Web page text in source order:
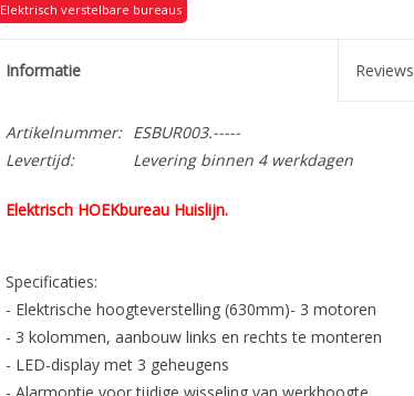
Elektrisch verstelbare bureaus
Informatie Reviews
Artikelnummer: ESBUR003.-----
Levertijd:
Levering binnen 4 werkdagen
Elektrisch HOEKbureau Huislijn.
Specificaties:
- Elektrische hoogteverstelling (630mm)- 3 motoren
- 3 kolommen, aanbouw links en rechts te monteren
- LED-display met 3 geheugens